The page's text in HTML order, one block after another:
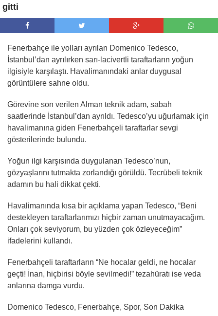
gitti
Fenerbahçe ile yolları ayrılan Domenico Tedesco,
İstanbul’dan ayrılırken sarı-lacivertli taraftarların yoğun
ilgisiyle karşılaştı. Havalimanındaki anlar duygusal
görüntülere sahne oldu.
Görevine son verilen Alman teknik adam, sabah
saatlerinde İstanbul’dan ayrıldı. Tedesco’yu uğurlamak için
havalimanına giden Fenerbahçeli taraftarlar sevgi
gösterilerinde bulundu.
Yoğun ilgi karşısında duygulanan Tedesco’nun,
gözyaşlarını tutmakta zorlandığı görüldü. Tecrübeli teknik
adamın bu hali dikkat çekti.
Havalimanında kısa bir açıklama yapan Tedesco, “Beni
destekleyen taraftarlarımızı hiçbir zaman unutmayacağım.
Onları çok seviyorum, bu yüzden çok özleyeceğim”
ifadelerini kullandı.
Fenerbahçeli taraftarların “Ne hocalar geldi, ne hocalar
geçti! İnan, hiçbirisi böyle sevilmedi!” tezahüratı ise veda
anlarına damga vurdu.
Domenico Tedesco, Fenerbahçe, Spor, Son Dakika